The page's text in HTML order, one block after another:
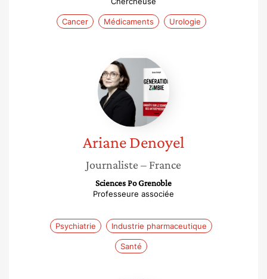
Cancer Médicaments Urologie
Ariane
Denoyel
ArianeDenoyel
Journaliste – France
Sciences Po Grenoble
Professeure associée
Psychiatrie Industrie pharmaceutique
Santé